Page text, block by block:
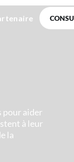
pour aider
à leur
la